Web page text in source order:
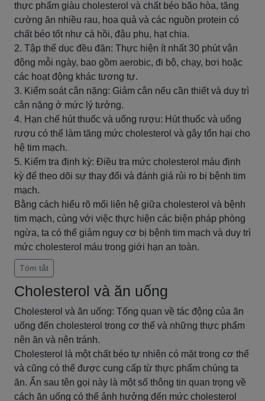
thực phẩm giàu cholesterol và chất béo bão hòa, tăng
cường ăn nhiều rau, hoa quả và các nguồn protein có
chất béo tốt như cá hồi, đậu phụ, hạt chia.
2. Tập thể dục đều đặn: Thực hiện ít nhất 30 phút vận
động mỗi ngày, bao gồm aerobic, đi bộ, chạy, bơi hoặc
các hoạt động khác tương tự.
3. Kiểm soát cân nặng: Giảm cân nếu cần thiết và duy trì
cân nặng ở mức lý tưởng.
4. Hạn chế hút thuốc và uống rượu: Hút thuốc và uống
rượu có thể làm tăng mức cholesterol và gây tổn hại cho
hệ tim mạch.
5. Kiểm tra định kỳ: Điều tra mức cholesterol máu định
kỳ để theo dõi sự thay đổi và đánh giá rủi ro bị bệnh tim
mạch.
Bằng cách hiểu rõ mối liên hệ giữa cholesterol và bệnh
tim mạch, cùng với việc thực hiện các biện pháp phòng
ngừa, ta có thể giảm nguy cơ bị bệnh tim mạch và duy trì
mức cholesterol máu trong giới hạn an toàn.
Tóm tắt
Cholesterol và ăn uống
Cholesterol và ăn uống: Tổng quan về tác động của ăn
uống đến cholesterol trong cơ thể và những thực phẩm
nên ăn và nên tránh.
Cholesterol là một chất béo tự nhiên có mặt trong cơ thể
và cũng có thể được cung cấp từ thực phẩm chúng ta
ăn. Ẩn sau tên gọi này là một số thông tin quan trọng về
cách ăn uống có thể ảnh hưởng đến mức cholesterol